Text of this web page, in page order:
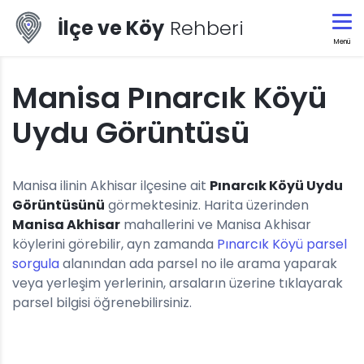
İlçe ve Köy Rehberi
Menü
Manisa Pınarcık Köyü
Uydu Görüntüsü
Manisa ilinin Akhisar ilçesine ait Pınarcık Köyü Uydu
Görüntüsünü görmektesiniz. Harita üzerinden
Manisa Akhisar mahallerini ve Manisa Akhisar
köylerini görebilir, ayn zamanda Pınarcık Köyü parsel
sorgulaalanından ada parsel no ile arama yaparak
veya yerleşim yerlerinin, arsaların üzerine tıklayarak
parsel bilgisi öğrenebilirsiniz.